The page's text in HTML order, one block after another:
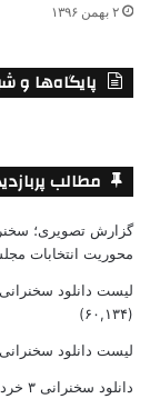
۲ بهمن ۱۳۹۶
پایگاه‌ها و
مطالب
گزارش تصویری؛
محوریت انتخابات
لیست دانلود سخنرانی
(۶۰,۱۳۴)
لیست دانلود
دانلود سخنرانی ۳ خرداد ۹۴ با موضوع من ریویزیونیست‌ام، پس هستم!